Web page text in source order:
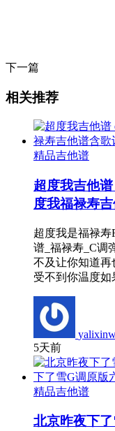
下一篇
相关推荐
精品吉他谱
超度我吉他
度我福禄寿
超度我是福禄寿
谱_福禄寿_C调
不及让你知道
受不到你温度
5天前
精品吉他谱
北京昨夜下